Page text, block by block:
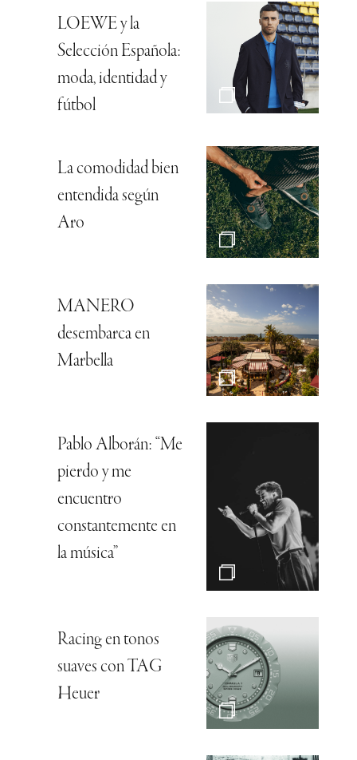
LOEWE y la
Selección Española:
moda, identidad y
fútbol
La comodidad bien
entendida según
Aro
MANERO
desembarca en
Marbella
Pablo Alborán: “Me
pierdo y me
encuentro
constantemente en
la música”
Racing en tonos
suaves con TAG
Heuer